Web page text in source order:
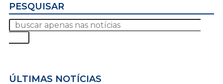
PESQUISAR
ÚLTIMAS NOTÍCIAS